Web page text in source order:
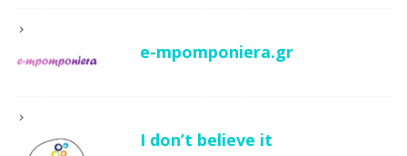
e-mpomponiera.gr
I don’t believe it